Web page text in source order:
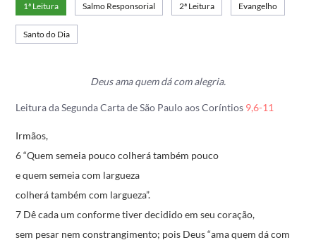
1ª Leitura Salmo Responsorial 2ª Leitura Evangelho
Santo do Dia
Deus ama quem dá com alegria.
Leitura da Segunda Carta de São Paulo aos Coríntios 9,6-11
Irmãos,
6 “Quem semeia pouco colherá também pouco
e quem semeia com largueza
colherá também com largueza”.
7 Dê cada um conforme tiver decidido em seu coração,
sem pesar nem constrangimento; pois Deus “ama quem dá com